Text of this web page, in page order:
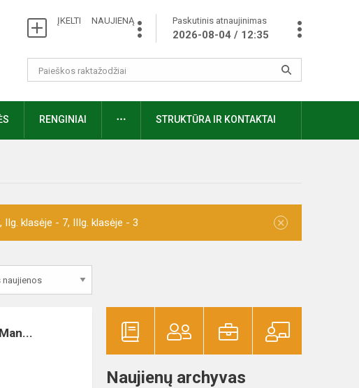
ĮKELTI NAUJIENĄ Paskutinis atnaujinimas
2026-08-04 / 12:35
RENGINIAI STRUKTŪRA IR KONTAKTAI
klasėje - 7, IIIg. klasėje - 3 ×
Naujienų archyvas